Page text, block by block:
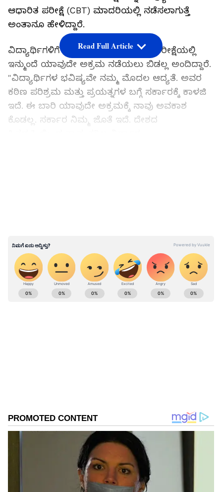
ಆಧಾರಿತ ಪರೀಕ್ಷೆ (CBT) ಮಾದರಿಯಲ್ಲಿ ನಡೆಸಲಾಗುತ್ತೆ
ಅಂತಾನೂ ಹೇಳಿದ್ದಾರೆ.
ವಿದ್ಯಾರ್ಥಿಗಳಿಗೆ ಭರವಸೆ ನೀಡಿದ ಪ್ರಧಾನ್, ಪರೀಕ್ಷೆಯಲ್ಲಿ
ಇನ್ಮುಂದೆ ಯಾವುದೇ ಅಕ್ರಮ ನಡೆಯಲು ಬಿಡಲ್ಲ ಅಂದಿದ್ದಾರೆ.
"ವಿದ್ಯಾರ್ಥಿಗಳ ಭವಿಷ್ಯವೇ ನಮ್ಮ ಮೊದಲ ಆದ್ಯತೆ. ಅವರ
ಕಠಿಣ ಪರಿಶ್ರಮ ಮತ್ತು ಪ್ರಯತ್ನಗಳ ಬಗ್ಗೆ ಸರ್ಕಾರಕ್ಕೆ ಕಾಳಜಿ
ಇದೆ. ಈ ಬಾರಿ ಯಾವುದೇ ಅಕ್ರಮಕ್ಕೆ ನಾವು ಅವಕಾಶ
ಕೊಡಲ್ಲ. ಸರ್ಕಾರ ನಿಮ್ಮ ಜೊತೆ ಇದೆ. ದೇಶದ
ಒಪ್ಪಿಕೊಂಡಿದ್ದಾರೆ. "ಗೆಸ್ ಪೇಪರ್‌ಗಳ ನೆಪದಲ್ಲಿ ಪ್ರಶ್ನೆಗಳು
ಲೀಕ್ ಆಗಿವೆ" ಅಂತ ಪ್ರಧಾನ್ ಹೇಳಿದ್ದಾರೆ.
Read Full Article
ABOUT THE AUTHOR